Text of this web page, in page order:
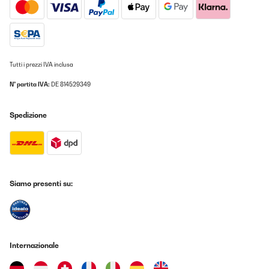
Le produit multimédia n'a pas pu être chargé. On recommande !
Utilisateur d'Amazon
Tradurre
cher qui, une fois les granulés enflammés monte très vite a 400-
500 degrés. La température remonte des qu on rajoute du
granulés. 2 mn de cuisson. Pour des pizzas savoureuses . Déjà 10
Utilisateur d'Amazon
Tradurre
Tutti i prezzi IVA inclusa
N° partita IVA: DE 814529349
Spedizione
Siamo presenti su:
Internazionale